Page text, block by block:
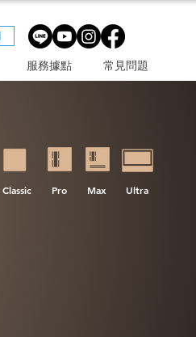
服務據點 常見問題
Classic Pro Max Ultra